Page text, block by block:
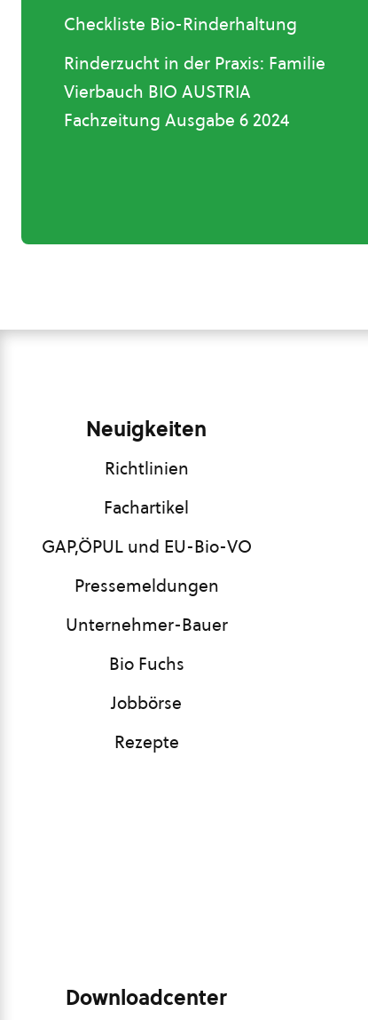
Checkliste Bio-Rinderhaltung
Rinderzucht in der Praxis: Familie
Vierbauch BIO AUSTRIA
Fachzeitung Ausgabe 6 2024
Neuigkeiten
Richtlinien
Fachartikel
GAP,ÖPUL und EU-Bio-VO
Pressemeldungen
Unternehmer-Bauer
Bio Fuchs
Jobbörse
Rezepte
Downloadcenter